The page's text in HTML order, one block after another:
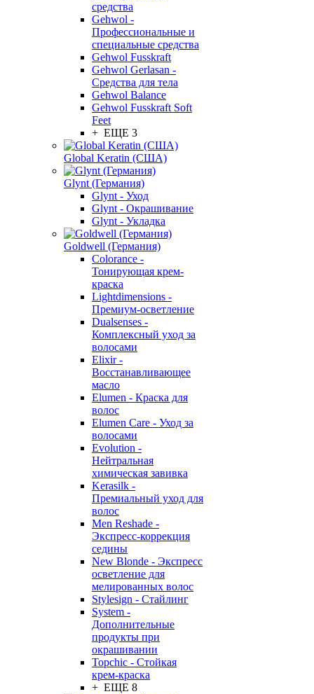
средства
Gehwol -
Профессиональные и
специальные средства
Gehwol Fusskraft
Gehwol Gerlasan -
Средства для тела
Gehwol Balance
Gehwol Fusskraft Soft
Feet
+ ЕЩЕ 3
Global Keratin (США)
Glynt (Германия)
Glynt - Уход
Glynt - Окрашивание
Glynt - Укладка
Goldwell (Германия)
Colorance -
Тонирующая крем-
краска
Lightdimensions -
Премиум-осветление
Dualsenses -
Комплексный уход за
волосами
Elixir -
Восстанавливающее
масло
Elumen - Краска для
волос
Elumen Care - Уход за
волосами
Evolution -
Нейтральная
химическая завивка
Kerasilk -
Премиальный уход для
волос
Men Reshade -
Экспресс-коррекция
седины
New Blonde - Экспресс
осветление для
мелированных волос
Stylesign - Стайлинг
System -
Дополнительные
продукты при
окрашивании
Topchic - Стойкая
крем-краска
+ ЕЩЕ 8